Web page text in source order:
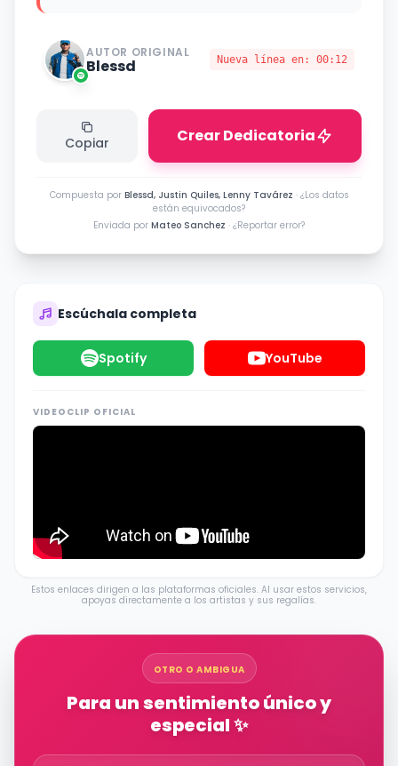
AUTOR ORIGINAL
Blessd Nueva línea en: 00:12
Copiar Crear Dedicatoria
Compuesta por Blessd, Justin Quiles, Lenny Tavárez · ¿Los datos
están equivocados?
Enviada por Mateo Sanchez · ¿Reportar error?
Escúchala completa
Spotify YouTube
VIDEOCLIP OFICIAL
Estos enlaces dirigen a las plataformas oficiales. Al usar estos servicios,
apoyas directamente a los artistas y sus regalías.
OTRO O AMBIGUA
Para un sentimiento único y
especial ✨